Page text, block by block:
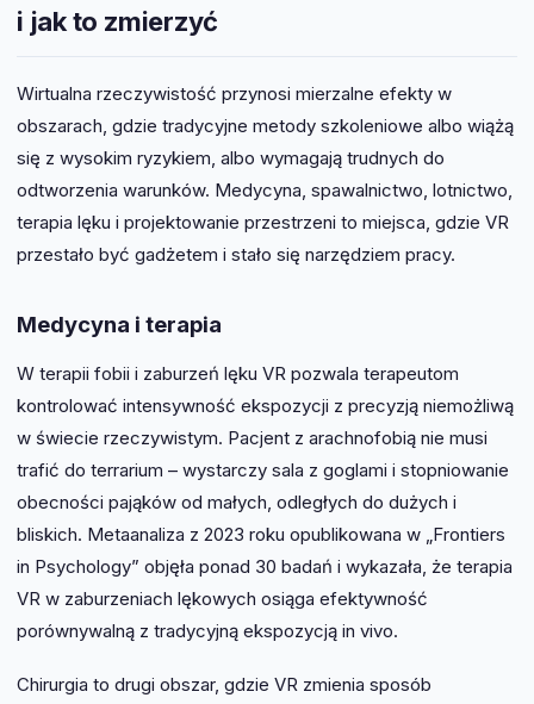
i jak to zmierzyć
Wirtualna rzeczywistość przynosi mierzalne efekty w
obszarach, gdzie tradycyjne metody szkoleniowe albo wiążą
się z wysokim ryzykiem, albo wymagają trudnych do
odtworzenia warunków. Medycyna, spawalnictwo, lotnictwo,
terapia lęku i projektowanie przestrzeni to miejsca, gdzie VR
przestało być gadżetem i stało się narzędziem pracy.
Medycyna i terapia
W terapii fobii i zaburzeń lęku VR pozwala terapeutom
kontrolować intensywność ekspozycji z precyzją niemożliwą
w świecie rzeczywistym. Pacjent z arachnofobią nie musi
trafić do terrarium – wystarczy sala z goglami i stopniowanie
obecności pająków od małych, odległych do dużych i
bliskich. Metaanaliza z 2023 roku opublikowana w „Frontiers
in Psychology” objęła ponad 30 badań i wykazała, że terapia
VR w zaburzeniach lękowych osiąga efektywność
porównywalną z tradycyjną ekspozycją in vivo.
Chirurgia to drugi obszar, gdzie VR zmienia sposób